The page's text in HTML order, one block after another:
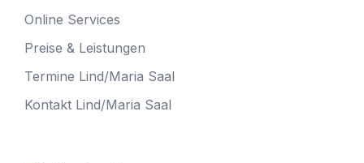
Online Services
Preise & Leistungen
Termine Lind/Maria Saal
Kontakt Lind/Maria Saal